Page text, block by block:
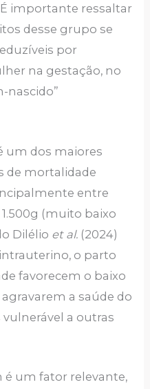
importante ressaltar
desse grupo se
por
na gestação, no
nascido”
um dos maiores
de mortalidade
entre
(muito baixo
Dilélio et al. (2024)
o parto
favorecem o baixo
a saúde do
a outras
um fator relevante,